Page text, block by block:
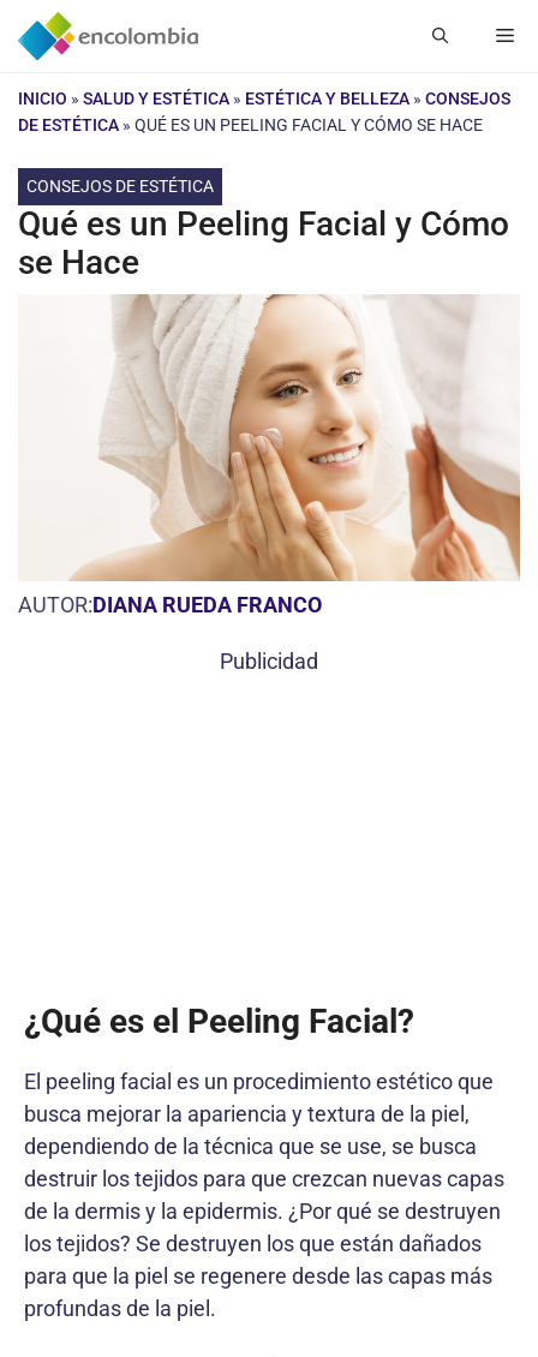
Saltar
INICIO » SALUD Y ESTÉTICA » ESTÉTICA Y BELLEZA » CONSEJOS
DE ESTÉTICA » QUÉ ES UN PEELING FACIAL Y CÓMO SE HACE
CONSEJOS DE ESTÉTICA
Qué es un Peeling Facial y Cómo
se Hace
AUTOR:DIANA RUEDA FRANCO
Publicidad
¿Qué es el Peeling Facial?
El peeling facial es un procedimiento estético que
busca mejorar la apariencia y textura de la piel,
dependiendo de la técnica que se use, se busca
destruir los tejidos para que crezcan nuevas capas
de la dermis y la epidermis. ¿Por qué se destruyen
los tejidos? Se destruyen los que están dañados
para que la piel se regenere desde las capas más
profundas de la piel.